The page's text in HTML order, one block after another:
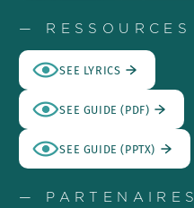
— RESSOURCES
SEE LYRICS
SEE GUIDE (PDF)
SEE GUIDE (PPTX)
— PARTENAIRES